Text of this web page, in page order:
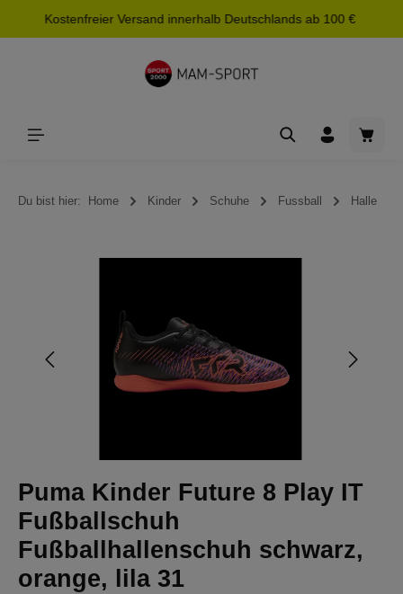
springen
Kostenfreier Versand innerhalb Deutschlands ab 100 €
Du bist hier: Home Kinder Schuhe Fussball Halle
Puma Kinder Future 8 Play IT
Fußballschuh
Fußballhallenschuh schwarz,
orange, lila 31